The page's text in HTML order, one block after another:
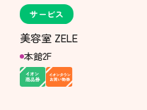
サービス
美容室 ZELE
本館2F